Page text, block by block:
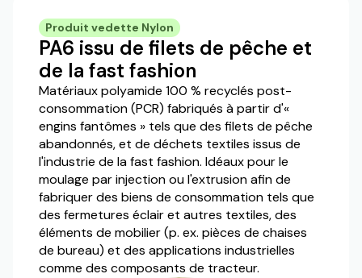
Produit vedette Nylon
PA6 issu de filets de pêche et
de la fast fashion
Matériaux polyamide 100 % recyclés post-
consommation (PCR) fabriqués à partir d'«
engins fantômes » tels que des filets de pêche
abandonnés, et de déchets textiles issus de
l'industrie de la fast fashion. Idéaux pour le
moulage par injection ou l'extrusion afin de
fabriquer des biens de consommation tels que
des fermetures éclair et autres textiles, des
éléments de mobilier (p. ex. pièces de chaises
de bureau) et des applications industrielles
comme des composants de tracteur.